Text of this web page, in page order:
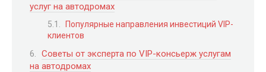
услуг на автодромах
Популярные направления инвестиций VIP-
клиентов
Советы от эксперта по VIP-консьерж услугам
на автодромах